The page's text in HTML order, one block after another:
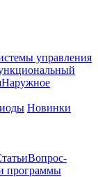
управления
Наружное
Новинки
Вопрос-
программы